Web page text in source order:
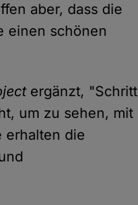
aber, dass die
einen schönen
ergänzt, "Schritt
um zu sehen, mit
erhalten die